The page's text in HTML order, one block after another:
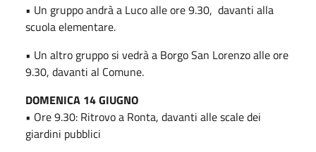
• Un gruppo andrà a Luco alle ore 9.30, davanti alla
scuola elementare.
• Un altro gruppo si vedrà a Borgo San Lorenzo alle ore
9.30, davanti al Comune.
DOMENICA 14 GIUGNO
• Ore 9.30: Ritrovo a Ronta, davanti alle scale dei
giardini pubblici